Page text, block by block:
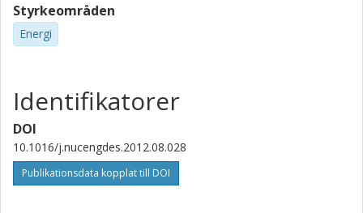
Styrkeområden
Energi
Identifikatorer
DOI
10.1016/j.nucengdes.2012.08.028
Publikationsdata kopplat till DOI